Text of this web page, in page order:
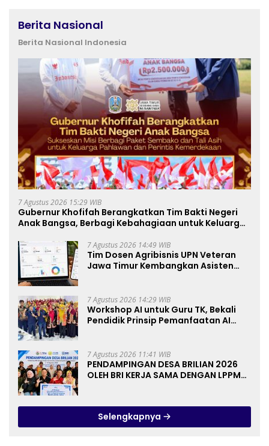
Berita Nasional
Berita Nasional Indonesia
7 Agustus 2026 15:29 WIB
Gubernur Khofifah Berangkatkan Tim Bakti Negeri
Anak Bangsa, Berbagi Kebahagiaan untuk Keluarga
7 Agustus 2026 14:49 WIB
Tim Dosen Agribisnis UPN Veteran
Jawa Timur Kembangkan Asisten
7 Agustus 2026 14:29 WIB
Workshop AI untuk Guru TK, Bekali
Pendidik Prinsip Pemanfaatan AI
7 Agustus 2026 11:41 WIB
PENDAMPINGAN DESA BRILIAN 2026
OLEH BRI KERJA SAMA DENGAN LPPM
Selengkapnya